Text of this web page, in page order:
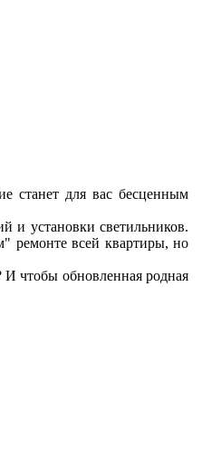
станет для вас бесценным
и установки светильников.
ремонте всей квартиры, но
И чтобы обновленная родная